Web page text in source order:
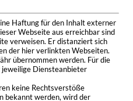
Haftung für den Inhalt externer
Webseite aus erreichbar sind
verweisen. Er distanziert sich
der hier verlinkten Webseiten.
übernommen werden. Für die
Diensteanbieter
keine Rechtsverstöße
bekannt werden, wird der